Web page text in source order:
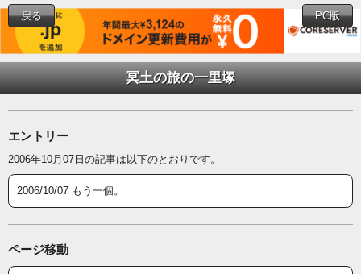
冥土の旅の一里塚
戻る PC版
エントリー
2006年10月07日の記事は以下のとおりです。
2006/10/07 もう一個。
ページ移動